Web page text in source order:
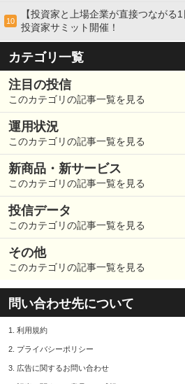
10
【投資家と上場企業が直接つながる
投資家サミット開催！
カテゴリ一覧
注目の投信
このカテゴリの記事一覧を見る
運用状況
このカテゴリの記事一覧を見る
新商品・新サービス
このカテゴリの記事一覧を見る
投信データ
このカテゴリの記事一覧を見る
その他
このカテゴリの記事一覧を見る
問い合わせ先について
1. 利用規約
2. プライバシーポリシー
3. 広告に関するお問い合わせ